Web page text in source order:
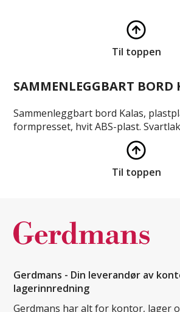
Til toppen
SAMMENLEGGBART BORD
Sammenleggbart bord Kalas,
formpresset, hvit ABS-plast.
Til toppen
Gerdmans - Din leverandør av
lagerinnredning
Gerdmans har alt for kontor, lager